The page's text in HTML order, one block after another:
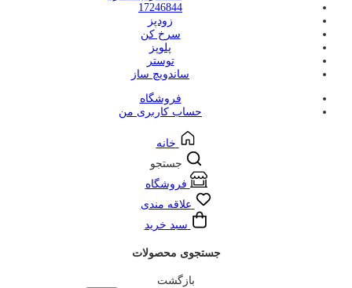
17246844
زودپز
سرخ کن
پلوپز
توستر
ساندویچ ساز
فروشگاه
حساب کاربری من
خانه
جستجو
فروشگاه
علاقه مندی
سبد خرید
جستجوی محصولات
بازگشت